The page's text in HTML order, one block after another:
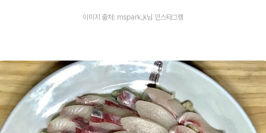
이미지 출처: mspark_k님 인스타그램